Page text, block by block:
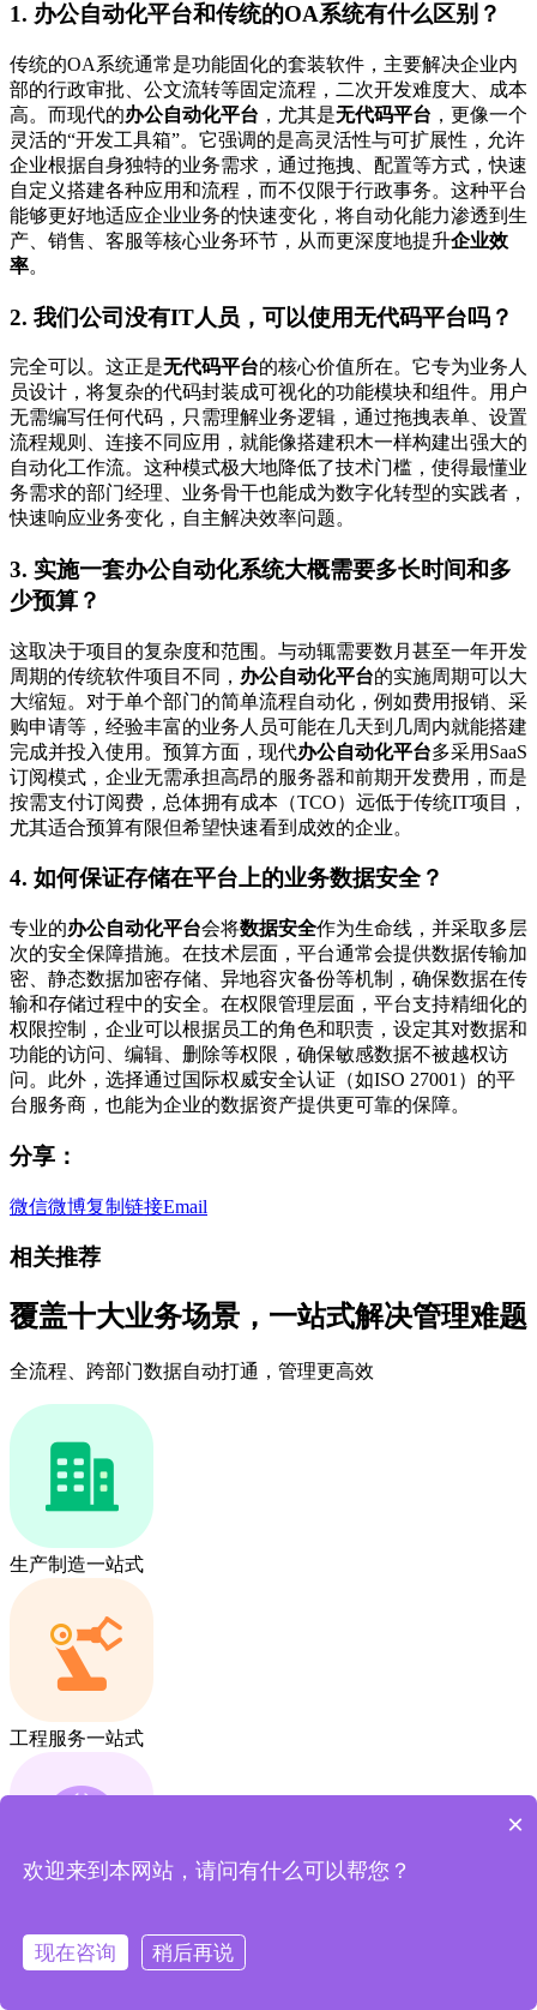
1. 办公自动化平台和传统的OA系统有什么区别？
传统的OA系统通常是功能固化的套装软件，主要解决企业内
部的行政审批、公文流转等固定流程，二次开发难度大、成本
高。而现代的办公自动化平台 ，尤其是无代码平台 ，更像一个
灵活的“开发工具箱”。它强调的是高灵活性与可扩展性，允许
企业根据自身独特的业务需求，通过拖拽、配置等方式，快速
自定义搭建各种应用和流程，而不仅限于行政事务。这种平台
能够更好地适应企业业务的快速变化，将自动化能力渗透到生
产、销售、客服等核心业务环节，从而更深度地提升企业效
率。
2. 我们公司没有IT人员，可以使用无代码平台吗？
完全可以。这正是无代码平台的核心价值所在。它专为业务人
员设计，将复杂的代码封装成可视化的功能模块和组件。用户
无需编写任何代码，只需理解业务逻辑，通过拖拽表单、设置
流程规则、连接不同应用，就能像搭建积木一样构建出强大的
自动化工作流。这种模式极大地降低了技术门槛，使得最懂业
务需求的部门经理、业务骨干也能成为数字化转型的实践者，
快速响应业务变化，自主解决效率问题。
3. 实施一套办公自动化系统大概需要多长时间和多
少预算？
这取决于项目的复杂度和范围。与动辄需要数月甚至一年开发
周期的传统软件项目不同， 办公自动化平台的实施周期可以大
大缩短。对于单个部门的简单流程自动化，例如费用报销、采
购申请等，经验丰富的业务人员可能在几天到几周内就能搭建
完成并投入使用。预算方面，现代办公自动化平台多采用SaaS
订阅模式，企业无需承担高昂的服务器和前期开发费用，而是
按需支付订阅费，总体拥有成本（TCO）远低于传统IT项目，
尤其适合预算有限但希望快速看到成效的企业。
4. 如何保证存储在平台上的业务数据安全？
专业的办公自动化平台会将数据安全作为生命线，并采取多层
次的安全保障措施。在技术层面，平台通常会提供数据传输加
密、静态数据加密存储、异地容灾备份等机制，确保数据在传
输和存储过程中的安全。在权限管理层面，平台支持精细化的
权限控制，企业可以根据员工的角色和职责，设定其对数据和
功能的访问、编辑、删除等权限，确保敏感数据不被越权访
问。此外，选择通过国际权威安全认证（如ISO 27001）的平
台服务商，也能为企业的数据资产提供更可靠的保障。
分享：
微信微博复制链接Email
相关推荐
覆盖十大业务场景，一站式解决管理难题
全流程、跨部门数据自动打通，管理更高效
生产制造一站式
工程服务一站式
×
欢迎来到本网站，请问有什么可以帮您？
现在咨询 稍后再说